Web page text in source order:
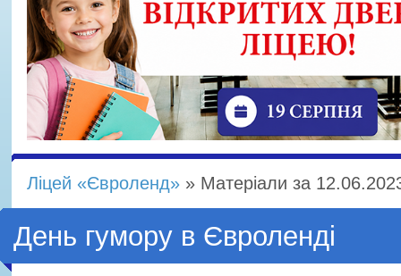
Ліцей «Євроленд» » Матеріали за
День гумору в Євроленді